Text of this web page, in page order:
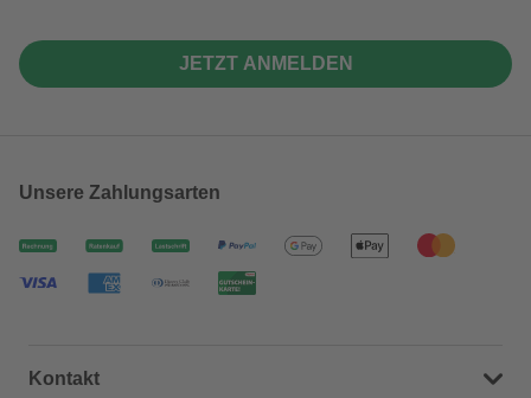
JETZT ANMELDEN
Unsere Zahlungsarten
Kontakt